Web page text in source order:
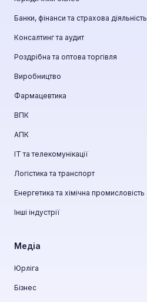
Банки, фінанси та страхова діяльність
Консалтинг та аудит
Роздрібна та оптова торгівля
Виробництво
Фармацевтика
ВПК
АПК
ІТ та телекомунікації
Логістика та транспорт
Енергетика та хімічна промисловість
Інші індустрії
Медіа
Юрліга
Бізнес